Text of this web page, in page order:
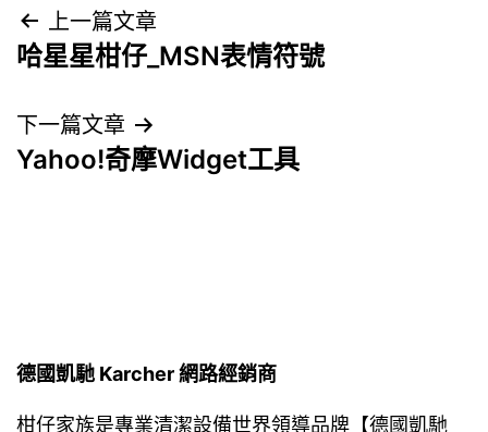
文
章
導
覽
上一篇文章
哈星星柑仔_MSN表情符號
下一篇文章
Yahoo!奇摩Widget工具
德國凱馳 Karcher 網路經銷商
柑仔家族是專業清潔設備世界領導品牌【德國凱馳